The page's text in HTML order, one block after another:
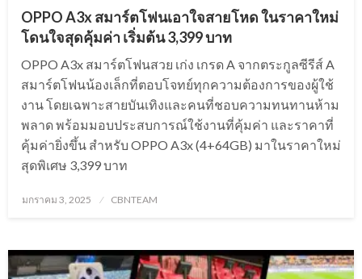
OPPO A3x สมาร์ตโฟนเอาใจสายโหด ในราคาใหม่
โดนใจสุดคุ้มค่า เริ่มต้น 3,399 บาท
OPPO A3x สมาร์ตโฟนสวย เก่ง เกรด A จากตระกูลซีรีส์ A
สมาร์ตโฟนน้องเล็กที่ตอบโจทย์ทุกความต้องการของผู้ใช้
งาน โดยเฉพาะสายบันเทิงและคนที่ชอบความทนทานห้าม
พลาด พร้อมมอบประสบการณ์ใช้งานที่คุ้มค่า และราคาที่
คุ้มค่ายิ่งขึ้น สำหรับ OPPO A3x (4+64GB) มาในราคาใหม่
สุดพิเศษ 3,399 บาท
Posted
มกราคม 3, 2025 CBNTEAM